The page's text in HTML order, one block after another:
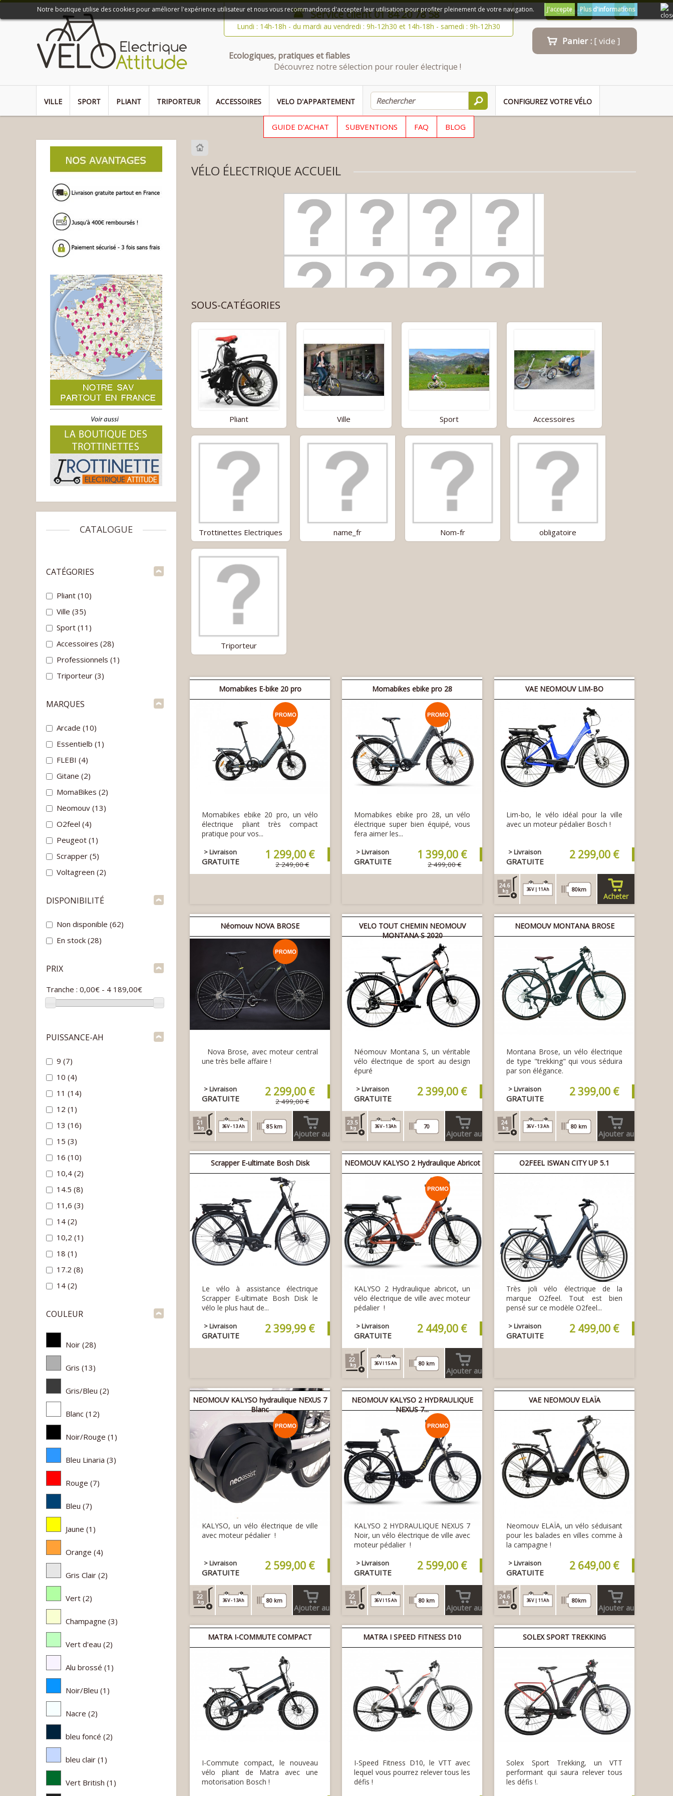
Ecologiques, pratiques et fiables
Découvrez notre sélection pour rouler électrique !
Service client01 84 20 78 58
Lundi : 14h-18h - du mardi au vendredi : 9h-12h30 et 14h-18h - samedi : 9h-12h30
Contact
Panier : [ vide ]
VILLE SPORT PLIANT TRIPORTEUR ACCESSOIRES VELO D'APPARTEMENT CONFIGUREZ VOTRE VÉLO
Notre boutique utilise des cookies pour améliorer l'expérience utilisateur et nous vous recommandons d'accepter leur utilisation pour profiter pleinement de votre navigation. J'accepte Plus d'informations
GUIDE D'ACHAT SUBVENTIONS FAQ BLOG
CATALOGUE
CATÉGORIES
Pliant (10)
Ville (35)
Sport (11)
Accessoires (28)
Professionnels (1)
Triporteur (3)
MARQUES
Arcade (10)
Essentielb (1)
FLEBI (4)
Gitane (2)
MomaBikes (2)
Neomouv (13)
O2feel (4)
Peugeot (1)
Scrapper (5)
Voltagreen (2)
DISPONIBILITÉ
Non disponible (62)
En stock (28)
PRIX
Tranche : 0,00€ - 4 189,00€
PUISSANCE-AH
9 (7)
10 (4)
11 (14)
12 (1)
13 (16)
15 (3)
16 (10)
10,4 (2)
14.5 (8)
11,6 (3)
14 (2)
10,2 (1)
18 (1)
17.2 (8)
14 (2)
COULEUR
Noir (28)
Gris (13)
Gris/Bleu (2)
Blanc (12)
Noir/Rouge (1)
Bleu Linaria (3)
Rouge (7)
Bleu (7)
Jaune (1)
Orange (4)
Gris Clair (2)
Vert (2)
Champagne (3)
Vert d'eau (2)
Alu brossé (1)
Noir/Bleu (1)
Nacre (2)
bleu foncé (2)
bleu clair (1)
Vert British (1)
VÉLO ÉLECTRIQUE ACCUEIL
SOUS-CATÉGORIES
Pliant Ville Sport Accessoires
Trottinettes Electriques name_fr Nom-fr obligatoire
Triporteur
Momabikes E-bike 20 pro
Momabikes ebike 20 pro, un vélo
électrique pliant très compact
pratique pour vos...
> Livraison
GRATUITE 1 299,00 €
2 249,00 €
Momabikes ebike pro 28
Momabikes ebike pro 28, un vélo
électrique super bien équipé, vous
fera aimer les...
> Livraison
GRATUITE 1 399,00 €
2 499,00 €
VAE NEOMOUV LIM-BO
Lim-bo, le vélo idéal pour la ville
avec un moteur pédalier Bosch !
> Livraison
GRATUITE 2 299,00 €
24.6
36V | 11Ah 80km
Acheter
Néomouv NOVA BROSE
Nova Brose, avec moteur central
une très belle affaire !
> Livraison
GRATUITE 2 299,00 €
2 499,00 €
21
36V - 13 Ah 85 km
Ajouter au
panier
VELO TOUT CHEMIN NEOMOUV
MONTANA S 2020
Néomouv Montana S, un véritable
vélo électrique de sport au design
épuré
> Livraison
GRATUITE 2 399,00 €
23.5
36V - 13Ah 70
Ajouter au
panier
NEOMOUV MONTANA BROSE
Montana Brose, un vélo électrique
de type "trekking" qui vous séduira
par son élégance.
> Livraison
GRATUITE 2 399,00 €
24
36V - 13 Ah 80 km
Ajouter au
panier
Scrapper E-ultimate Bosh Disk
Le vélo à assistance électrique
Scrapper E-ultimate Bosh Disk le
vélo le plus haut de...
> Livraison
GRATUITE 2 399,99 €
NEOMOUV KALYSO 2 Hydraulique Abricot
KALYSO 2 Hydraulique abricot, un
vélo électrique de ville avec moteur
pédalier !
> Livraison
GRATUITE 2 449,00 €
22
36V l 15 Ah 80 km
Ajouter au
panier
O2FEEL ISWAN CITY UP 5.1
Très joli vélo électrique de la
marque O2feel. Tout est bien
pensé sur ce modèle O2feel...
> Livraison
GRATUITE 2 499,00 €
NEOMOUV KALYSO hydraulique NEXUS 7
Blanc
KALYSO, un vélo électrique de ville
avec moteur pédalier !
> Livraison
GRATUITE 2 599,00 €
22
36V - 13Ah 80 km
Ajouter au
panier
NEOMOUV KALYSO 2 HYDRAULIQUE
NEXUS 7...
KALYSO 2 HYDRAULIQUE NEXUS 7
Noir, un vélo électrique de ville avec
moteur pédalier !
> Livraison
GRATUITE 2 599,00 €
22
36V l 15 Ah 80 km
Ajouter au
panier
VAE NEOMOUV ELAÏA
Neomouv ELAÏA, un vélo séduisant
pour les balades en villes comme à
la campagne !
> Livraison
GRATUITE 2 649,00 €
24.6
36V | 11Ah 80km
Ajouter au
panier
MATRA I-COMMUTE COMPACT
I-Commute compact, le nouveau
vélo pliant de Matra avec une
motorisation Bosch !
MATRA I SPEED FITNESS D10
I-Speed Fitness D10, le VTT avec
lequel vous pourrez relever tous les
défis !
SOLEX SPORT TREKKING
Solex Sport Trekking, un VTT
performant qui saura relever tous
les défis !.